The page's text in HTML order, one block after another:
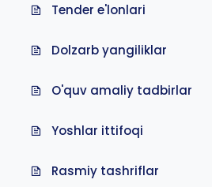
Tender e'lonlari
Dolzarb yangiliklar
O'quv amaliy tadbirlar
Yoshlar ittifoqi
Rasmiy tashriflar